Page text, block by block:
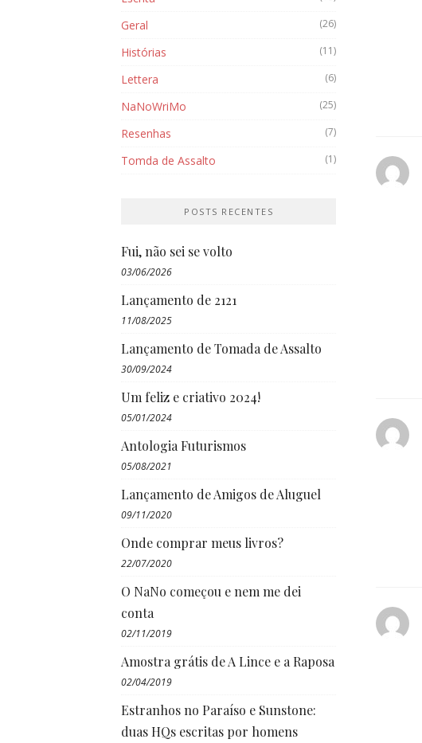
Geral (26)
Histórias (11)
Lettera (6)
NaNoWriMo (25)
Resenhas (7)
Tomda de Assalto (1)
POSTS RECENTES
Fui, não sei se volto
03/06/2026
Lançamento de 2121
11/08/2025
Lançamento de Tomada de Assalto
30/09/2024
Um feliz e criativo 2024!
05/01/2024
Antologia Futurismos
05/08/2021
Lançamento de Amigos de Aluguel
09/11/2020
Onde comprar meus livros?
22/07/2020
O NaNo começou e nem me dei
conta
02/11/2019
Amostra grátis de A Lince e a Raposa
02/04/2019
Estranhos no Paraíso e Sunstone:
duas HQs escritas por homens